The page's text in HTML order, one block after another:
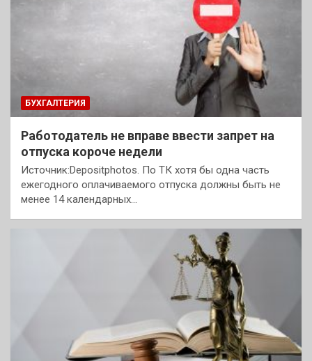
БУХГАЛТЕРИЯ
Работодатель не вправе ввести запрет на
отпуска короче недели
Источник:Depositphotos. По ТК хотя бы одна часть
ежегодного оплачиваемого отпуска должны быть не
менее 14 календарных…